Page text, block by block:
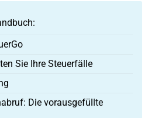
Sie Ihre Steuerfälle
Die vorausgefüllte